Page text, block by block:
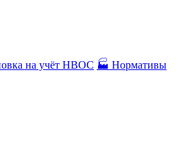
на учёт НВОС 🏭 Нормативы